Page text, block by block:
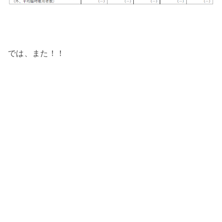
では、また！！